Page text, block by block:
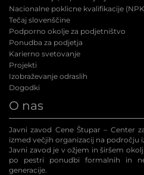
Nacionalne poklicne kvalifikacije (NPK
Tečaj slovenščine
Podporno okolje za podjetništvo
Ponudba za podjetja
Karierno svetovanje
Projekti
Izobraževanje odraslih
Dogodki
O nas
Javni zavod Cene Štupar – Center
izmed večjih organizacij na področju
Javni zavod je v ožjem in širšem
po pestri ponudbi formalnih in
generacije.